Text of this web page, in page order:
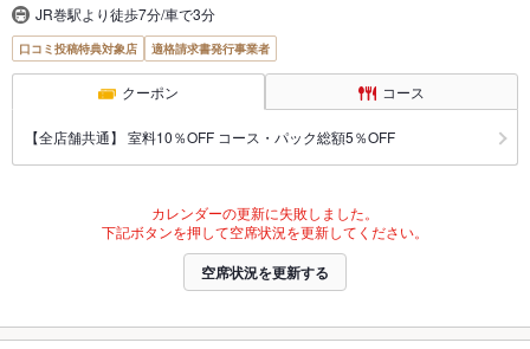
JR巻駅より徒歩7分/車で3分
口コミ投稿特典対象店 適格請求書発行事業者
クーポン コース
【全店舗共通】 室料10％OFF コース・パック総額5％OFF
カレンダーの更新に失敗しました。
下記ボタンを押して空席状況を更新してください。
空席状況を更新する